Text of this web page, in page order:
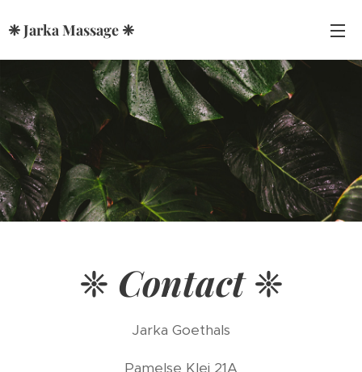
❈ Jarka Massage ❈
❈ Contact❈
Jarka Goethals
Pamelse Klei 21A